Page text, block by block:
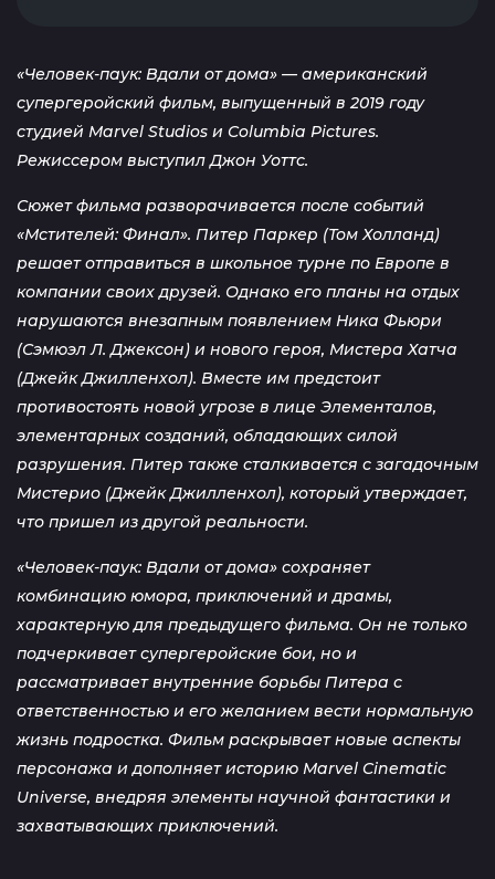
«Человек-паук: Вдали от дома» — американский
супергеройский фильм, выпущенный в 2019 году
студией Marvel Studios и Columbia Pictures.
Режиссером выступил Джон Уоттс.
Сюжет фильма разворачивается после событий
«Мстителей: Финал». Питер Паркер (Том Холланд)
решает отправиться в школьное турне по Европе в
компании своих друзей. Однако его планы на отдых
нарушаются внезапным появлением Ника Фьюри
(Сэмюэл Л. Джексон) и нового героя, Мистера Хатча
(Джейк Джилленхол). Вместе им предстоит
противостоять новой угрозе в лице Элементалов,
элементарных созданий, обладающих силой
разрушения. Питер также сталкивается с загадочным
Мистерио (Джейк Джилленхол), который утверждает,
что пришел из другой реальности.
«Человек-паук: Вдали от дома» сохраняет
комбинацию юмора, приключений и драмы,
характерную для предыдущего фильма. Он не только
подчеркивает супергеройские бои, но и
рассматривает внутренние борьбы Питера с
ответственностью и его желанием вести нормальную
жизнь подростка. Фильм раскрывает новые аспекты
персонажа и дополняет историю Marvel Cinematic
Universe, внедряя элементы научной фантастики и
захватывающих приключений.